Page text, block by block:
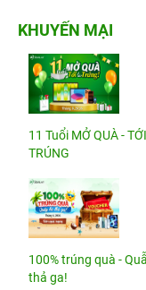
KHUYẾN MẠI
11 Tuổi MỞ QUÀ -
TRÚNG
100% trúng quà -
thả ga!